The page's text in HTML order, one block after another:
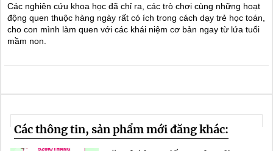
Các nghiên cứu khoa học đã chỉ ra, các trò chơi cùng những hoạt
động quen thuộc hàng ngày rất có ích trong cách dạy trẻ học toán,
cho con mình làm quen với các khái niệm cơ bản ngay từ lứa tuổi
mầm non.
Các thông tin, sản phẩm mới đăng khác: